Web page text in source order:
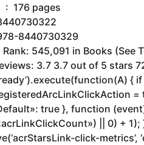
Print length ‏ : ‎ 176 pages
10 ‏ : ‎ 8440730322
13 ‏ : ‎ 978-8440730329
Rank: 545,091 in Books
3.7 3.7 out of 5 stars
=
true }, function
|| 0) + 1); }
click-